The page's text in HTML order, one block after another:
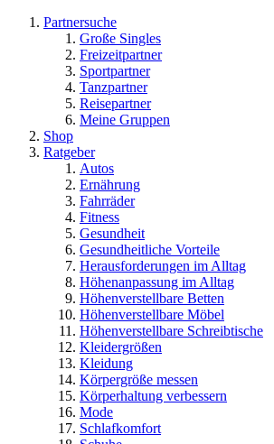
Partnersuche
Große Singles
Freizeitpartner
Sportpartner
Tanzpartner
Reisepartner
Meine Gruppen
Shop
Ratgeber
Autos
Ernährung
Fahrräder
Fitness
Gesundheit
Gesundheitliche Vorteile
Herausforderungen im Alltag
Höhenanpassung im Alltag
Höhenverstellbare Betten
Höhenverstellbare Möbel
Höhenverstellbare Schreibtische
Kleidergrößen
Kleidung
Körpergröße messen
Körperhaltung verbessern
Mode
Schlafkomfort